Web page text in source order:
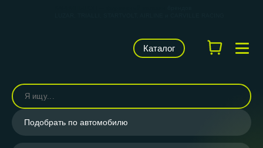
Каталог
Подобрать по автомобилю